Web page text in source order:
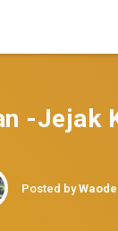
-Jejak
Posted by